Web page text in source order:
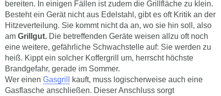
bereiten. In einigen Fällen ist zudem die Grillfläche zu klein.
Besteht ein Gerät nicht aus Edelstahl, gibt es oft Kritik an der
Hitzeverteilung. Sie kommt nicht da an, wo sie hin soll, also
am Grillgut. Die betreffenden Geräte weisen allzu oft noch
eine weitere, gefährliche Schwachstelle auf: Sie werden zu
heiß. Kippt ein solcher Koffergrill um, herrscht höchste
Brandgefahr, gerade im Sommer.
Wer einen Gasgrill
kauft, muss logischerweise auch eine
Gasflasche anschließen. Dieser Anschluss sorgt